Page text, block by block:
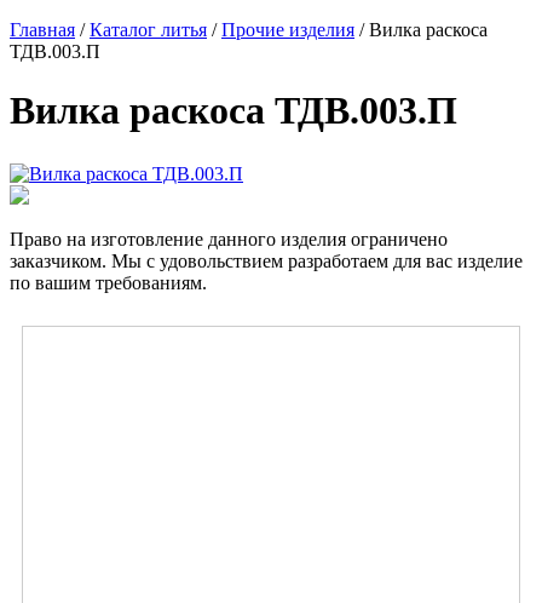
Главная /Каталог литья /Прочие изделия /Вилка раскоса
ТДВ.003.П
Вилка раскоса ТДВ.003.П
Право на изготовление данного изделия ограничено
заказчиком. Мы с удовольствием разработаем для вас изделие
по вашим требованиям.